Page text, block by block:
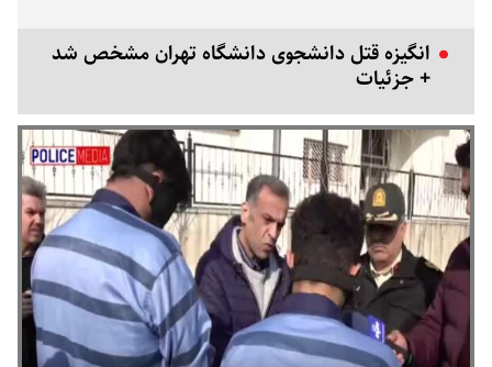
انگیزه قتل دانشجوی دانشگاه تهران مشخص شد
+ جزئیات